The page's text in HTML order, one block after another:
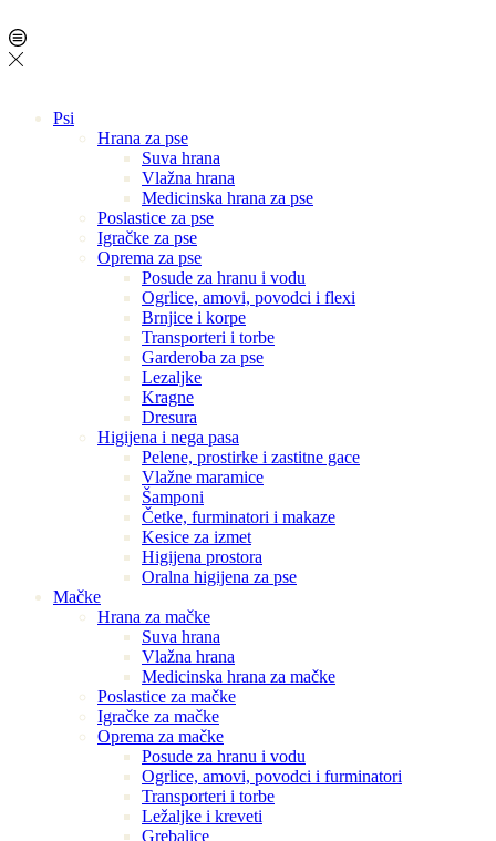
Psi
Hrana za pse
Suva hrana
Vlažna hrana
Medicinska hrana za pse
Poslastice za pse
Igračke za pse
Oprema za pse
Posude za hranu i vodu
Ogrlice, amovi, povodci i flexi
Brnjice i korpe
Transporteri i torbe
Garderoba za pse
Lezaljke
Kragne
Dresura
Higijena i nega pasa
Pelene, prostirke i zastitne gace
Vlažne maramice
Šamponi
Četke, furminatori i makaze
Kesice za izmet
Higijena prostora
Oralna higijena za pse
Mačke
Hrana za mačke
Suva hrana
Vlažna hrana
Medicinska hrana za mačke
Poslastice za mačke
Igračke za mačke
Oprema za mačke
Posude za hranu i vodu
Ogrlice, amovi, povodci i furminatori
Transporteri i torbe
Ležaljke i kreveti
Grebalice